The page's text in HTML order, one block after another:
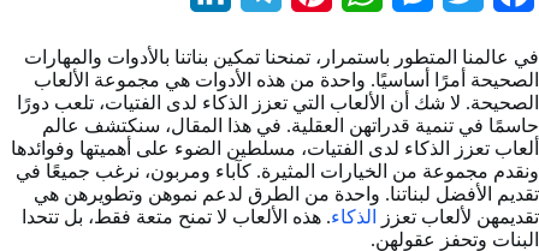
e
b
o
o
i
t
t
e
s
s
e
n
g
a
t
s
A
e
r
l
e
g
r
n
k
e
d
في عالمنا المتطور باستمرار، تمنحنا تمكين بناتنا بالأدوات والمهارات
الصحيحة أمرًا أساسيًا. واحدة من هذه الأدوات هي مجموعة الألعاب
الصحيحة. لا شك أن الألعاب التي تعزز الذكاء لدى الفتيات، تلعب دورًا
حاسمًا في تنمية قدراتهن العقلية. في هذا المقال، سنكتشف عالم
ألعاب تعزز الذكاء لدى الفتيات، مسلطين الضوء على أهميتها وفوائدها
ونقدم مجموعة من الخيارات المثيرة. كآباء ومربون، نرغب جميعًا في
تقديم الأفضل لبناتنا. واحدة من الطرق لدعم نموهن وتطويرهن هي
تقديمهن لألعاب تعزز
الذكاء. هذه الألعاب لا تمنح متعة فقط، بل تتحدا
البنات وتحفز عقولهن.